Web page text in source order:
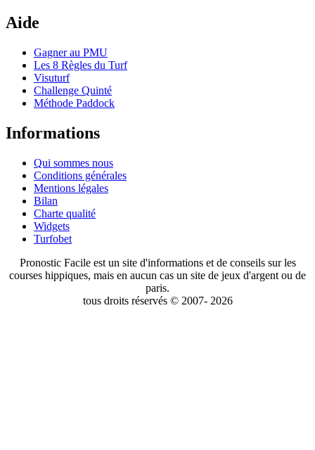
Aide
Gagner au PMU
Les 8 Règles du Turf
Visuturf
Challenge Quinté
Méthode Paddock
Informations
Qui sommes nous
Conditions générales
Mentions légales
Bilan
Charte qualité
Widgets
Turfobet
Pronostic Facile est un site d'informations et de conseils sur les
courses hippiques, mais en aucun cas un site de jeux d'argent ou de
paris.
tous droits réservés © 2007- 2026